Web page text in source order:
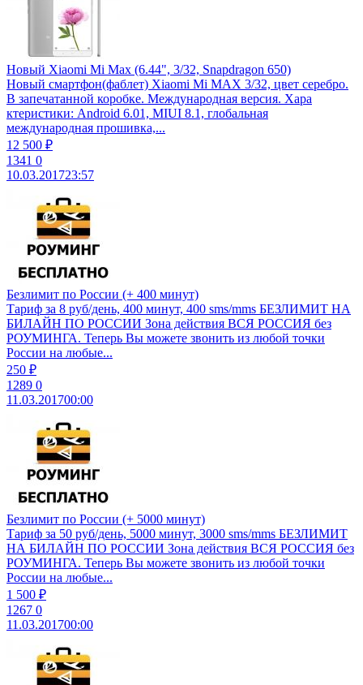
Новый Xiaomi Mi Max (6.44", 3/32, Snapdragon 650)
Новый смартфон(фаблет) Xiaomi Mi MAX 3/32, цвет серебро.
В запечатанной коробке. Международная версия. Хара
ктеристики: Android 6.01, MIUI 8.1, глобальная
международная прошивка,...
12 500 ₽
1341 0
10.03.201723:57
Безлимит по России (+ 400 минут)
Тариф за 8 руб/день, 400 минут, 400 sms/mms БЕЗЛИМИТ НА
БИЛАЙН ПО РОССИИ Зона действия ВСЯ РОССИЯ без
РОУМИНГА. Теперь Вы можете звонить из любой точки
России на любые...
250 ₽
1289 0
11.03.201700:00
Безлимит по России (+ 5000 минут)
Тариф за 50 руб/день, 5000 минут, 3000 sms/mms БЕЗЛИМИТ
НА БИЛАЙН ПО РОССИИ Зона действия ВСЯ РОССИЯ без
РОУМИНГА. Теперь Вы можете звонить из любой точки
России на любые...
1 500 ₽
1267 0
11.03.201700:00